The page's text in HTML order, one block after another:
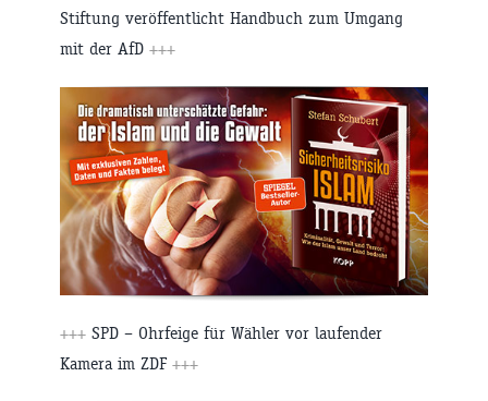
Stiftung veröffentlicht Handbuch zum Umgang
mit der AfD +++
+++ SPD – Ohrfeige für Wähler vor laufender
Kamera im ZDF +++